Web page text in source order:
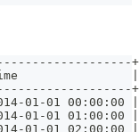
+
| Time                |
+
01 00:00:00 |
01 01:00:00 |
01 02:00:00 |